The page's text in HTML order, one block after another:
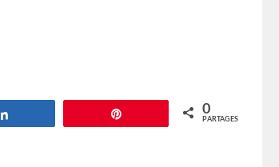
0
PARTAGES